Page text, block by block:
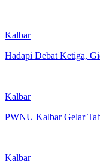
Kalbar
Hadapi Debat Ketiga,
Kalbar
PWNU Kalbar Gelar
Kalbar